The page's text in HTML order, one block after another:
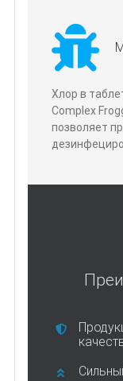
Хлор в
Complex
позволяет